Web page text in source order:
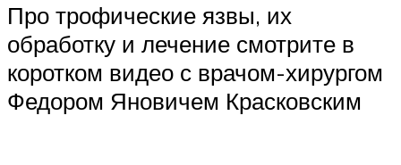
Про трофические язвы, их
обработку и лечение смотрите в
коротком видео с врачом-хирургом
Федором Яновичем Красковским